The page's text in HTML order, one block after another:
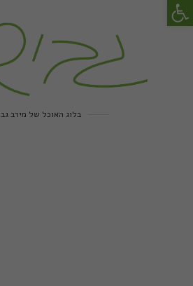
בלוג האוכל של מירב